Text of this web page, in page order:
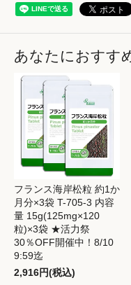
あなたにおすす
フランス海岸松粒 約1か
月分×3袋 T-705-3 内容
量 15g(125mg×120
粒)×3袋 ★活力祭
30％OFF開催中！8/10
9:59迄
2,916円(税込)